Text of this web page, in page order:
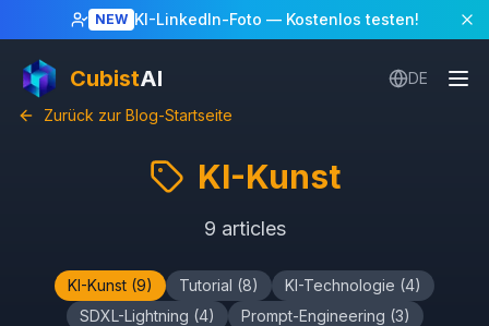
NEW KI-LinkedIn-Foto — Kostenlos testen!
CubistAI
DE
Zurück zur Blog-Startseite
KI-Kunst
9 articles
KI-Kunst (9) Tutorial (8) KI-Technologie (4)
SDXL-Lightning (4) Prompt-Engineering (3)